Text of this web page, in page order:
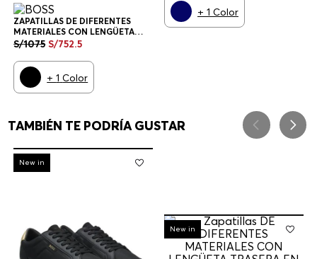
ZAPATILLAS DE DIFERENTES
MATERIALES CON LENGÜETA
TRASERA EN CONTRASTE
S/1075 S/752.5
+1 Color
+ 1 Color
TAMBIÉN TE PODRÍA GUSTAR
-30%
New in
-30%
New in